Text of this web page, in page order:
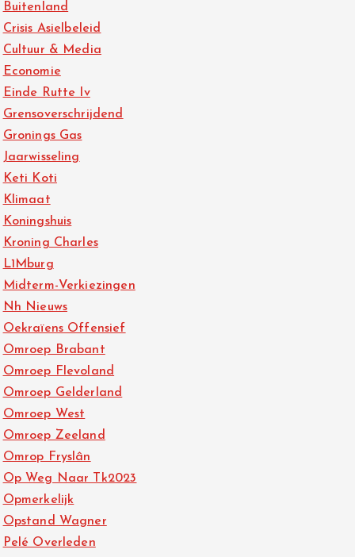
Buitenland
Crisis Asielbeleid
Cultuur & Media
Economie
Einde Rutte Iv
Grensoverschrijdend
Gronings Gas
Jaarwisseling
Keti Koti
Klimaat
Koningshuis
Kroning Charles
L1Mburg
Midterm-Verkiezingen
Nh Nieuws
Oekraïens Offensief
Omroep Brabant
Omroep Flevoland
Omroep Gelderland
Omroep West
Omroep Zeeland
Omrop Fryslân
Op Weg Naar Tk2023
Opmerkelijk
Opstand Wagner
Pelé Overleden